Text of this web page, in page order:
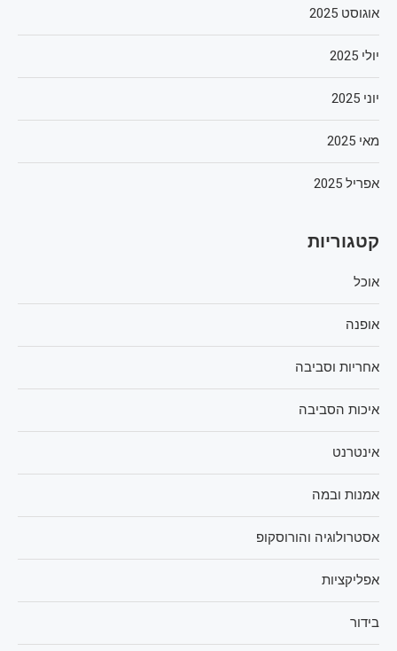
אוגוסט 2025
יולי 2025
יוני 2025
מאי 2025
אפריל 2025
קטגוריות
אוכל
אופנה
אחריות וסביבה
איכות הסביבה
אינטרנט
אמנות ובמה
אסטרולוגיה והורוסקופ
אפליקציות
בידור